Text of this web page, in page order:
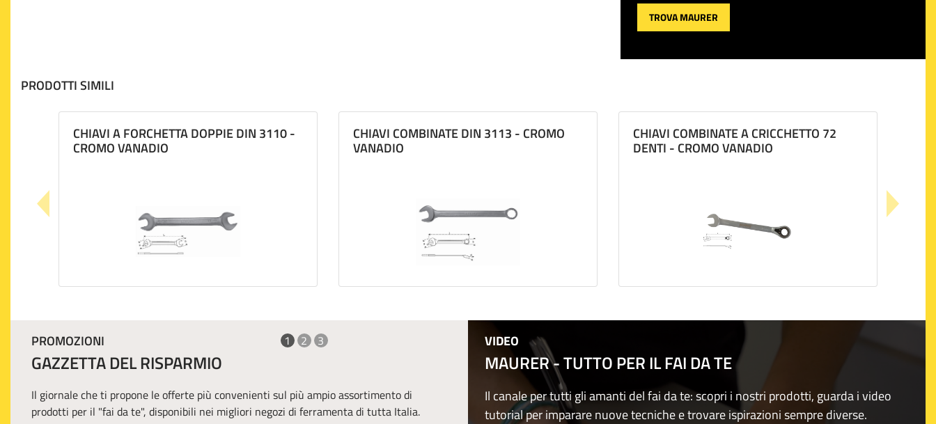
TROVA MAURER
PRODOTTI SIMILI
CHIAVI A FORCHETTA DOPPIE DIN 3110 -
CROMO VANADIO
CHIAVI COMBINATE DIN 3113 - CROMO
VANADIO
CHIAVI COMBINATE A CRICCHETTO 72
DENTI - CROMO VANADIO
PROMOZIONI 1 2 3
GAZZETTA DEL RISPARMIO
Il giornale che ti propone le offerte più convenienti sul più ampio assortimento di
prodotti per il "fai da te", disponibili nei migliori negozi di ferramenta di tutta Italia.
VIDEO
MAURER - TUTTO PER IL FAI DA TE
Il canale per tutti gli amanti del fai da te: scopri i nostri prodotti, guarda i video
tutorial per imparare nuove tecniche e trovare ispirazioni sempre diverse.